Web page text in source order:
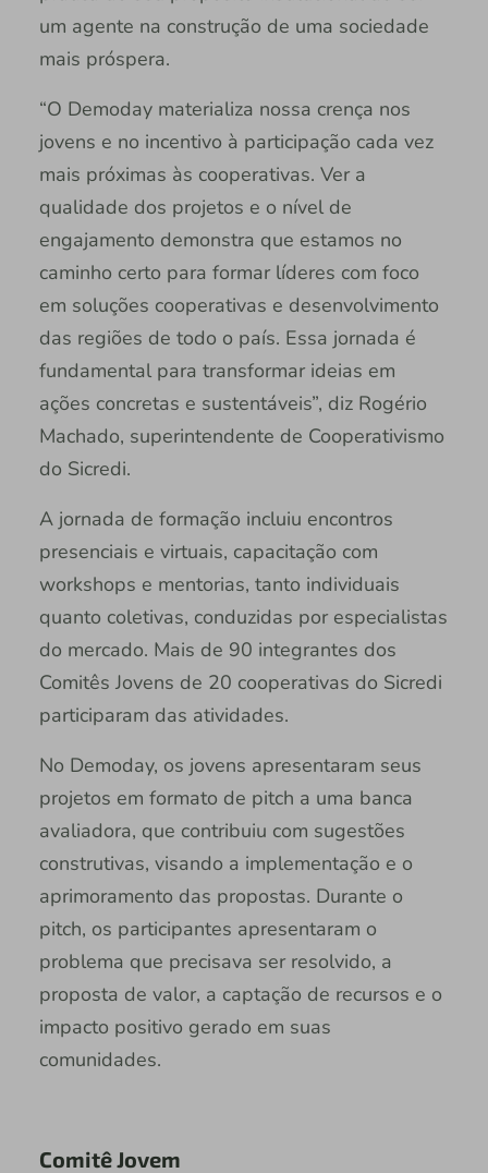
um agente na construção de uma sociedade
mais próspera.
“O Demoday materializa nossa crença nos
jovens e no incentivo à participação cada vez
mais próximas às cooperativas. Ver a
qualidade dos projetos e o nível de
engajamento demonstra que estamos no
caminho certo para formar líderes com foco
em soluções cooperativas e desenvolvimento
das regiões de todo o país. Essa jornada é
fundamental para transformar ideias em
ações concretas e sustentáveis”, diz Rogério
Machado, superintendente de Cooperativismo
do Sicredi.
A jornada de formação incluiu encontros
presenciais e virtuais, capacitação com
workshops e mentorias, tanto individuais
quanto coletivas, conduzidas por especialistas
do mercado. Mais de 90 integrantes dos
Comitês Jovens de 20 cooperativas do Sicredi
participaram das atividades.
No Demoday, os jovens apresentaram seus
projetos em formato de pitch a uma banca
avaliadora, que contribuiu com sugestões
construtivas, visando a implementação e o
aprimoramento das propostas. Durante o
pitch, os participantes apresentaram o
problema que precisava ser resolvido, a
proposta de valor, a captação de recursos e o
impacto positivo gerado em suas
comunidades.
Comitê Jovem